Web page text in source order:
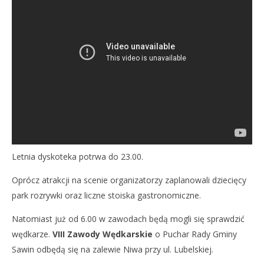
Letnia dyskoteka potrwa do 23.00.
Oprócz atrakcji na scenie organizatorzy zaplanowali dziecięcy
park rozrywki oraz liczne stoiska gastronomiczne.
Natomiast już od 6.00 w zawodach będą mogli się sprawdzić
wędkarze. VIII Zawody Wędkarskie o Puchar Rady Gminy
Sawin odbędą się na zalewie Niwa przy ul. Lubelskiej.